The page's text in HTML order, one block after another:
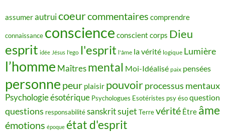
assumerautruicoeurcommentaires comprendre
connaissance conscience conscient corps Dieu
esprit idée Jésus l'ego l'esprit l'âme la vérité logique Lumière
l’homme Maîtres mental Moi-Idéalisé paix pensées
personne peur plaisir pouvoirprocessus mentaux
Psychologie ésotérique Psychologues Esotéristes psy ésoquestion
questions responsabilitésanskritsujet Terrevérité Être âme
émotions époque état d'esprit